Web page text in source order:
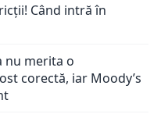
Când intră în
nu merita o
corectă, iar Moody’s